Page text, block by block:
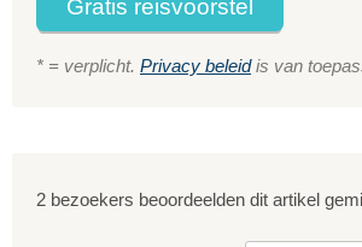
Gratis reisvoorstel
* = verplicht. Privacy beleidis van
2 bezoekers beoordeelden dit artikel